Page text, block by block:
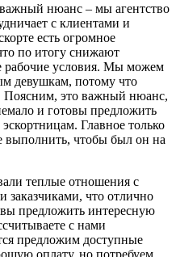
нюанс – мы агентство
с клиентами и
есть огромное
по итогу снижают
рабочие условия. Мы можем
девушкам, потому что
Поясним, это важный нюанс,
и готовы предложить
Главное только
выполнить, чтобы был он на
теплые отношения с
заказчиками, что отлично
предложить интересную
с нами
предложим доступные
оплату, но потребуем